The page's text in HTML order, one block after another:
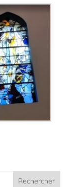
Rechercher